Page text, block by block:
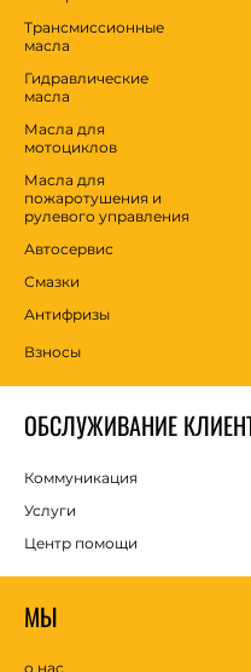
Трансмиссионные
масла
Гидравлические
масла
Масла для
мотоциклов
Масла для
пожаротушения и
рулевого управления
Автосервис
Смазки
Антифризы
Взносы
ОБСЛУЖИВАНИЕ
Коммуникация
Услуги
Центр помощи
МЫ
о нас